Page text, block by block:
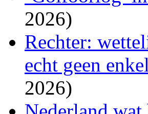
2026)
Rechter:
echt geen
2026)